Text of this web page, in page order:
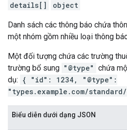
details[] object
Danh sách các thông báo chứa
một nhóm gồm nhiều loại thông
Một đối tượng chứa các trường
trường bổ sung "@type" chứa
dụ: { "id": 1234, "@type":
"types.example.com/
Biểu diễn dưới dạng JSON